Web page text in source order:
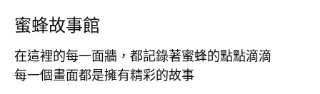
蜜蜂故事館
在這裡的每一面牆，都記錄著蜜蜂的點點滴滴
每一個畫面都是擁有精彩的故事